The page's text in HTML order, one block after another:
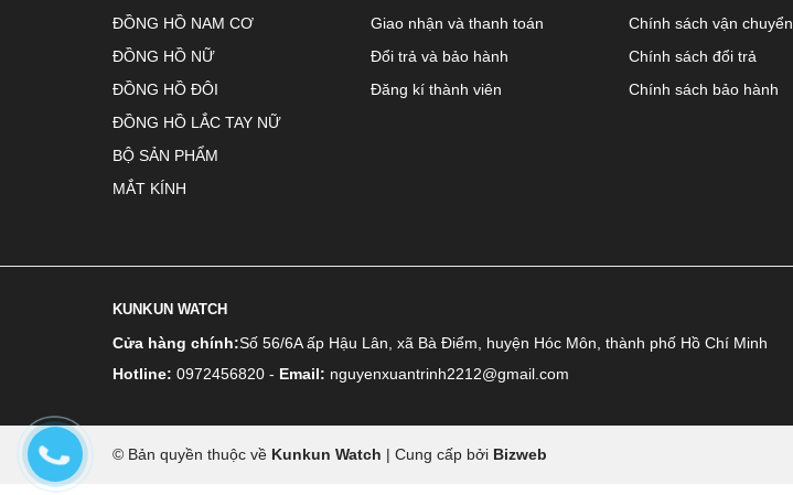
ĐỒNG HỒ NAM CƠ
ĐỒNG HỒ NỮ
ĐỒNG HỒ ĐÔI
ĐỒNG HỒ LẮC TAY NỮ
BỘ SẢN PHẨM
MẮT KÍNH
Giao nhận và thanh toán
Đổi trả và bảo hành
Đăng kí thành viên
Chính sách vận chuyển
Chính sách đổi trả
Chính sách bảo hành
KUNKUN WATCH
Cửa hàng chính:Số 56/6A ấp Hậu Lân, xã Bà Điểm, huyện Hóc Môn, thành phố Hồ Chí Minh
Hotline: 0972456820 - Email: nguyenxuantrinh2212@gmail.com
© Bản quyền thuộc về Kunkun Watch | Cung cấp bởi Bizweb